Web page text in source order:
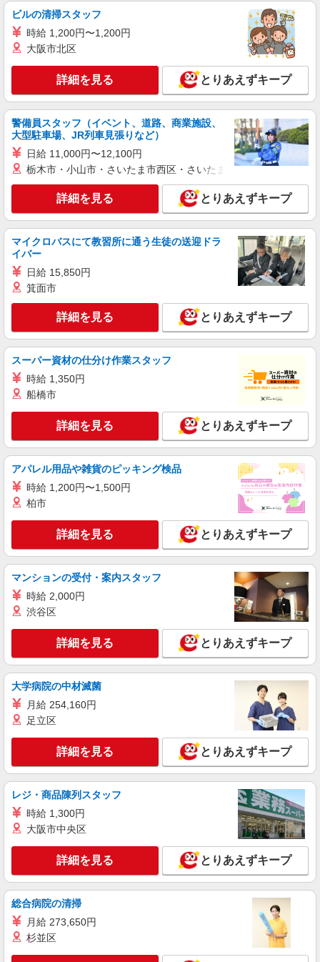
派遣社員
株式会社テクノ・サービス/お仕事No/0918319
NEW
時給1500円 月収例：291、000円（月収例21日
実働残業代込）（残業・休日出勤手当て等が含ま
れています） 交通費全額支給
山梨県中巨摩郡昭和町 ＊車・バイク通勤OK
キープ 詳細を見る
派遣社員
株式会社テクノ・サービス/お仕事No/0903370
NEW
機械組立作業
時給1400円 月収例：261、000円（月収例21日
実働残業代込）（残業・休日出勤手当て等が含ま
れています） 交通費全額支給
山梨県中巨摩郡昭和町 ＊車・バイク通勤OK
詳細を見る
株式会社テクノ・サービス/お仕事No/0903019
NEW
マシンオペレーター
時給1400円 月収例：271、000円（月収例21日
実働残業代込）（残業・休日出勤手当て等が含ま
山梨県中巨摩郡昭和町 ＊車・バイク通勤OK
キープ 詳細を見る
株式会社テクノ・サービス/お仕事No/0907108
NEW
組立工程
時給1500円 月収例：244、000円（月収例21日
実働）（残業・休日出勤手当て等が含まれていま
す） 交通費全額支給
山梨県中巨摩郡昭和町
キープ 詳細を見る
派遣社員
株式会社テクノ・サービス/お仕事No/0909320
NEW
組立作業
時給1300円 月収例：250、000円（月収例21日
実働）（残業・休日出勤手当て等が含まれていま
山梨県中巨摩郡昭和町 ＊車・バイク通勤OK
詳細を見る
株式会社テクノ・サービス/お仕事No/0887829
NEW
時給1600円 月収例：308、000円（月収例21日
実働残業代込日勤計算）（残業・休日出勤手当て
等が含まれています） 交通費全額支給
山梨県中巨摩郡昭和町 ＊車・バイク通勤OK
キープ 詳細を見る
ビルの清掃スタッフ
時給 1,200円〜1,200円
大阪市北区
詳細を見る とりあえずキープ
警備員スタッフ（イベント、道路、商業施設、
大型駐車場、JR列車見張りなど）
日給 11,000円〜12,100円
栃木市・小山市・さいたま市西区・さいたま市岩槻区・久喜市・
詳細を見る とりあえずキープ
マイクロバスにて教習所に通う生徒の送迎ドラ
イバー
日給 15,850円
箕面市
詳細を見る とりあえずキープ
スーパー資材の仕分け作業スタッフ
時給 1,350円
船橋市
詳細を見る とりあえずキープ
アパレル用品や雑貨のピッキング検品
時給 1,200円〜1,500円
柏市
詳細を見る とりあえずキープ
マンションの受付・案内スタッフ
時給 2,000円
渋谷区
詳細を見る とりあえずキープ
大学病院の中材滅菌
月給 254,160円
足立区
詳細を見る とりあえずキープ
レジ・商品陳列スタッフ
時給 1,300円
大阪市中央区
詳細を見る とりあえずキープ
総合病院の清掃
月給 273,650円
杉並区